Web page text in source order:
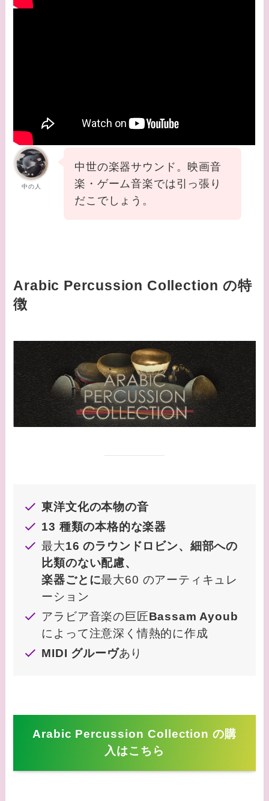
中の人
中世の楽器サウンド。映画音
楽・ゲーム音楽では引っ張り
だこでしょう。
Arabic Percussion Collection の特
徴
東洋文化の本物の音
13 種類の本格的な楽器
最大16 のラウンドロビン、細部への
比類のない配慮、
楽器ごとに最大60 のアーティキュレ
ーション
アラビア音楽の巨匠Bassam Ayoub
によって注意深く情熱的に作成
MIDI グルーヴあり
Arabic Percussion Collection の購
入はこちら